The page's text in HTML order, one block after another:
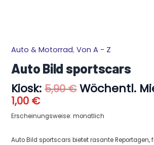
Auto & Motorrad,Von A - Z
Auto Bild sportscars
Kiosk: 5,90€
Preis
war:
5,90 €
Wöchentl.
1,00 €
Aktueller
Preis
ist:
1,00 €.
Erscheinungsweise: monatlich
Auto Bild sportscars bietet rasante Reportagen,
Auto
Bild
sportscars
Menge